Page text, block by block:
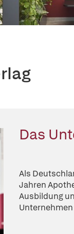
Das
Als
Jahren
Ausbildung